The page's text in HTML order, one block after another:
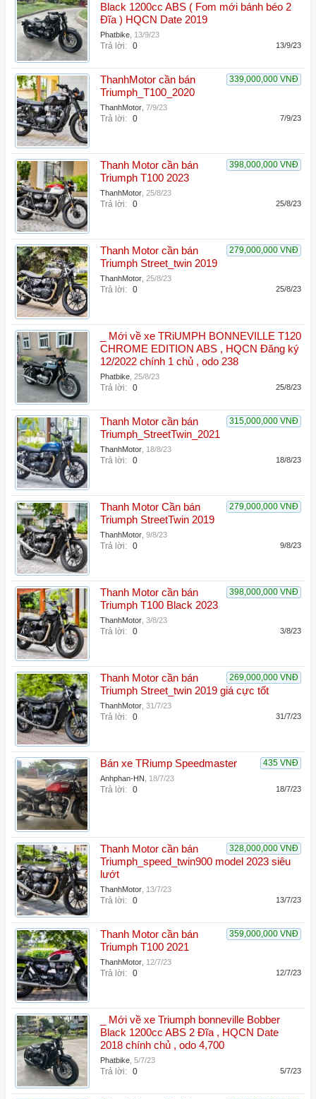
Black 1200cc ABS ( Fom mới bánh béo 2
Đĩa ) HQCN Date 2019
Phatbike 13/9/23
Trả lời: 0 13/9/23
339,000,000 VNĐ
ThanhMotor cần bán
Triumph_T100_2020
ThanhMotor 7/9/23
Trả lời: 0 7/9/23
398,000,000 VNĐ
Thanh Motor cần bán
Triumph T100 2023
ThanhMotor 25/8/23
Trả lời: 0 25/8/23
279,000,000 VNĐ
Thanh Motor cần bán
Triumph Street_twin 2019
ThanhMotor 25/8/23
Trả lời: 0 25/8/23
_ Mới về xe TRiUMPH BONNEVILLE T120
CHROME EDITION ABS , HQCN Đăng ký
12/2022 chính 1 chủ , odo 238
Phatbike 25/8/23
Trả lời: 0 25/8/23
315,000,000 VNĐ
Thanh Motor cần bán
Triumph_StreetTwin_2021
ThanhMotor 18/8/23
Trả lời: 0 18/8/23
279,000,000 VNĐ
Thanh Motor Cần bán
Triumph StreetTwin 2019
ThanhMotor 9/8/23
Trả lời: 0 9/8/23
398,000,000 VNĐ
Thanh Motor cần bán
Triumph T100 Black 2023
ThanhMotor 3/8/23
Trả lời: 0 3/8/23
269,000,000 VNĐ
Thanh Motor cần bán
Triumph Street_twin 2019 giá cực tốt
ThanhMotor 31/7/23
Trả lời: 0 31/7/23
435 VNĐ
Bán xe TRiump Speedmaster
Anhphan-HN 18/7/23
Trả lời: 0 18/7/23
328,000,000 VNĐ
Thanh Motor cần bán
Triumph_speed_twin900 model 2023 siêu
lướt
ThanhMotor 13/7/23
Trả lời: 0 13/7/23
359,000,000 VNĐ
Thanh Motor cần bán
Triumph T100 2021
ThanhMotor 12/7/23
Trả lời: 0 12/7/23
_ Mới về xe Triumph bonneville Bobber
Black 1200cc ABS 2 Đĩa , HQCN Date
2018 chính chủ , odo 4,700
Phatbike 5/7/23
Trả lời: 0 5/7/23